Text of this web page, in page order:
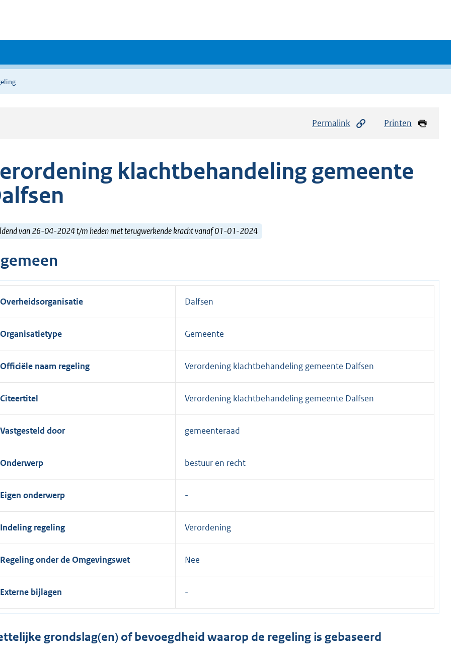
Permalink Printen
klachtbehandeling gemeente
van 26-04-2024 t/m heden met terugwerkende kracht vanaf 01-01-2024
Overheidsorganisatie Dalfsen
Organisatietype Gemeente
Officiële naam regeling Verordening klachtbehandeling gemeente Dalfsen
Citeertitel Verordening klachtbehandeling gemeente Dalfsen
Vastgesteld door gemeenteraad
Onderwerp bestuur en recht
Eigen onderwerp
Indeling regeling Verordening
Regeling onder de Omgevingswet Nee
Externe bijlagen
grondslag(en) of bevoegdheid waarop de regeling is gebaseerd